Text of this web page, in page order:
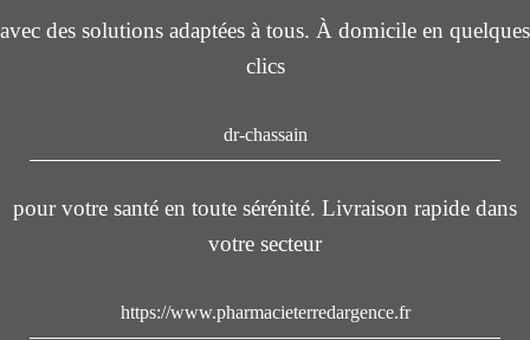
avec des solutions adaptées à tous. À domicile en quelques
clics
dr-chassain
pour votre santé en toute sérénité. Livraison rapide dans
votre secteur
https://www.pharmacieterredargence.fr